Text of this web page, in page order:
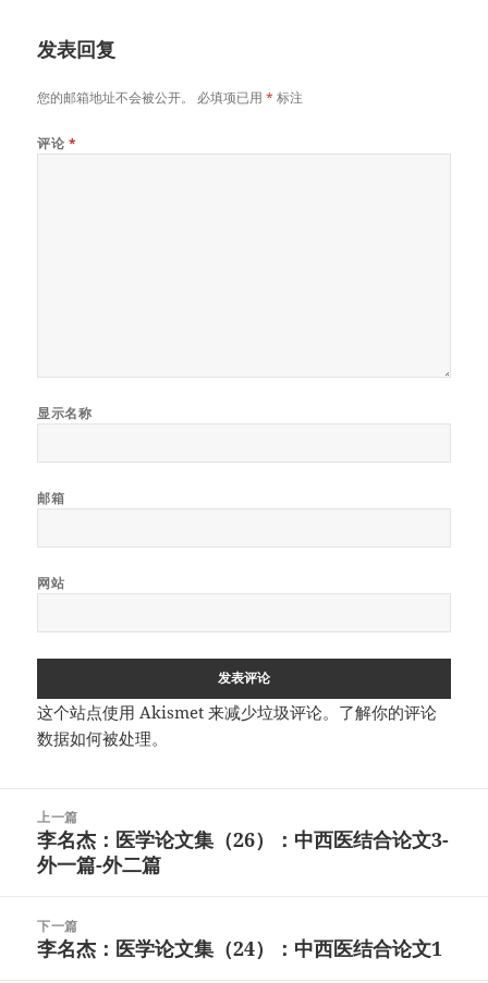
发表回复
您的邮箱地址不会被公开。 必填项已用* 标注
评论 *
显示名称
邮箱
网站
这个站点使用 Akismet 来减少垃圾评论。 了解你的评论
数据如何被处理。
上一篇
上
篇
章：
李名杰：医学论文集（26）：中西医结合论文3-
外一篇-外二篇
下一篇
下
李名杰：医学论文集（24）：中西医结合论文1